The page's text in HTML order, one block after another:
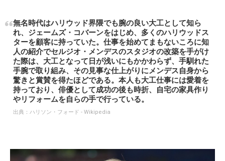
無名時代はハリウッド界隈でも腕の良い大工として知ら
れ、ジェームズ・コバーンをはじめ、多くのハリウッドス
ターを顧客に持っていた。仕事を始めてまもないころに知
人の紹介でセルジオ・メンデスのスタジオの改築を手がけ
た際は、大工となって日が浅いにもかかわらず、手馴れた
手腕で取り組み、その見事な仕上がりにメンデス自身から
驚きと賞賛を得たほどである。本人も大工仕事には愛着を
持っており、俳優として成功の後も時折、自宅の家具作り
やリフォームを自らの手で行っている。
出典： ハリソン・フォード - Wikipedia